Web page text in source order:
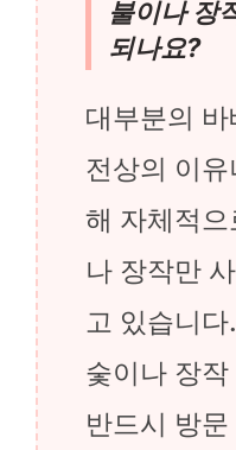
불이나 장
되나요?
대부분의
전상의 이
해 자체적
나 장작만
고 있습니
숯이나 장
반드시 방